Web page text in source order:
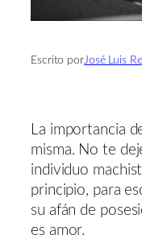
Escrito porJosé Luis
La importancia
misma. No te
individuo
principio, para
su afán de
es amor.